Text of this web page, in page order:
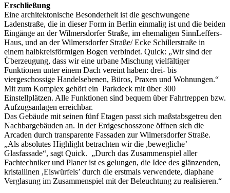
Erschließung
Eine architektonische Besonderheit ist die geschwungene
Ladenstraße, die in dieser Form in Berlin einmalig ist und die beiden
Eingänge an der Wilmersdorfer Straße, im ehemaligen SinnLeffers-
Haus, und an der Wilmersdorfer Straße/ Ecke Schillerstraße in
einem halbkreisförmigen Bogen verbindet. Quick: „Wir sind der
Überzeugung, dass wir eine urbane Mischung vielfältiger
Funktionen unter einem Dach vereint haben: drei- bis
viergeschossige Handelsebenen, Büros, Praxen und Wohnungen.“
Mit zum Komplex gehört ein Parkdeck mit über 300
Einstellplätzen. Alle Funktionen sind bequem über Fahrtreppen bzw.
Aufzugsanlagen erreichbar.
Das Gebäude mit seinen fünf Etagen passt sich maßstabsgetreu den
Nachbargebäuden an. In der Erdgeschosszone öffnen sich die
Arcaden durch transparente Fassaden zur Wilmersdorfer Straße.
„Als absolutes Highlight betrachten wir die ,bewegliche’
Glasfassade“, sagt Quick. „Durch das Zusammenspiel aller
Fachtechniker und Planer ist es gelungen, die Idee des glänzenden,
kristallinen ,Eiswürfels’ durch die erstmals verwendete, diaphane
Verglasung im Zusammenspiel mit der Beleuchtung zu realisieren.“